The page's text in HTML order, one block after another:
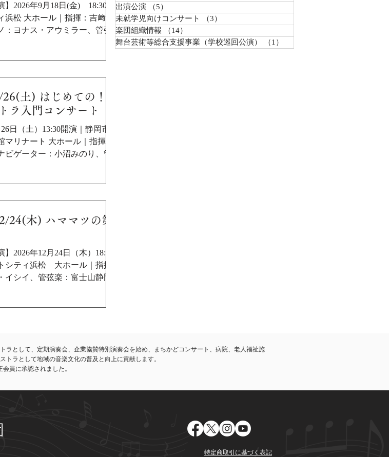
』より「やさしさに包まれたな
コーネ／『ニュー・シネマ・パ
より「愛のテーマ」、パッヘル
ン、ドヴォルザーク／弦楽四重
】2026年9月18日(金) 18:30｜ア
浜松 大ホール｜指揮：吉﨑理
：ヨナス・アウミラー、管弦
静岡交響楽団｜W.A.モーツァル
ヴォルザーク：交響曲 第9番 ホ
「新世界より」
土) はじめての！オ
ラ入門コンサート
日（土）13:30開演｜静岡市清
マリナート 大ホール｜指揮：神
ビゲーター：小沼みのり、管弦
トムジーク」より 第1楽章、ベ
ン／交響曲 第6 番 「田園」より
ンダーソン（杉浦邦弘編曲）／
女、J. シュトラウス2 世／ポル
ル「雷鳴と稲妻」、岡野貞一
曲）／ふるさと、ドヴォルザー
第9番「 新世界より」 より 第4
24(木) ハママツの第九
】2026年12月24日（木）18:45開
シティ浜松 大ホール｜指揮：
イシイ、管弦楽：富士山静岡交
出演公演
（5）
未就学児向けコンサート
（3）
楽団組織情報
（14）
舞台芸術等総合支援事業（学校巡回公演）
（1）
ラとして、定期演奏会、企業協賛特別演奏会を始め、まちかどコンサート、病院、老人福祉施
ラとして地域の音楽文化の普及と向上に貢献します。
員に承認されました。
特定商取引に基づく表記